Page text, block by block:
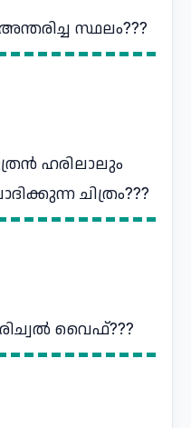
സ്ഥലം???
ഹരിലാലും
ചിത്രം???
വൈഫ്???